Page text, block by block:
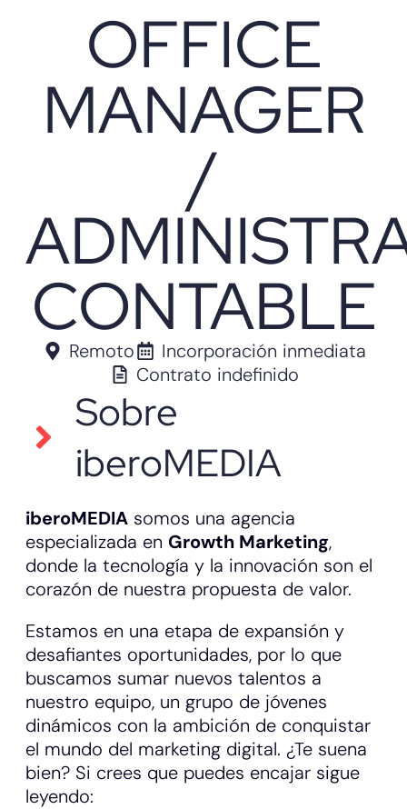
OFFICE
MANAGER
/
CONTABLE
Remoto
Incorporación inmediata
Contrato indefinido
Sobre
iberoMEDIA
iberoMEDIA somos una agencia
especializada en Growth Marketing,
donde la tecnología y la innovación son el
corazón de nuestra propuesta de valor.
Estamos en una etapa de expansión y
desafiantes oportunidades, por lo que
buscamos sumar nuevos talentos a
nuestro equipo, un grupo de jóvenes
dinámicos con la ambición de conquistar
el mundo del marketing digital. ¿Te suena
bien? Si crees que puedes encajar sigue
leyendo: